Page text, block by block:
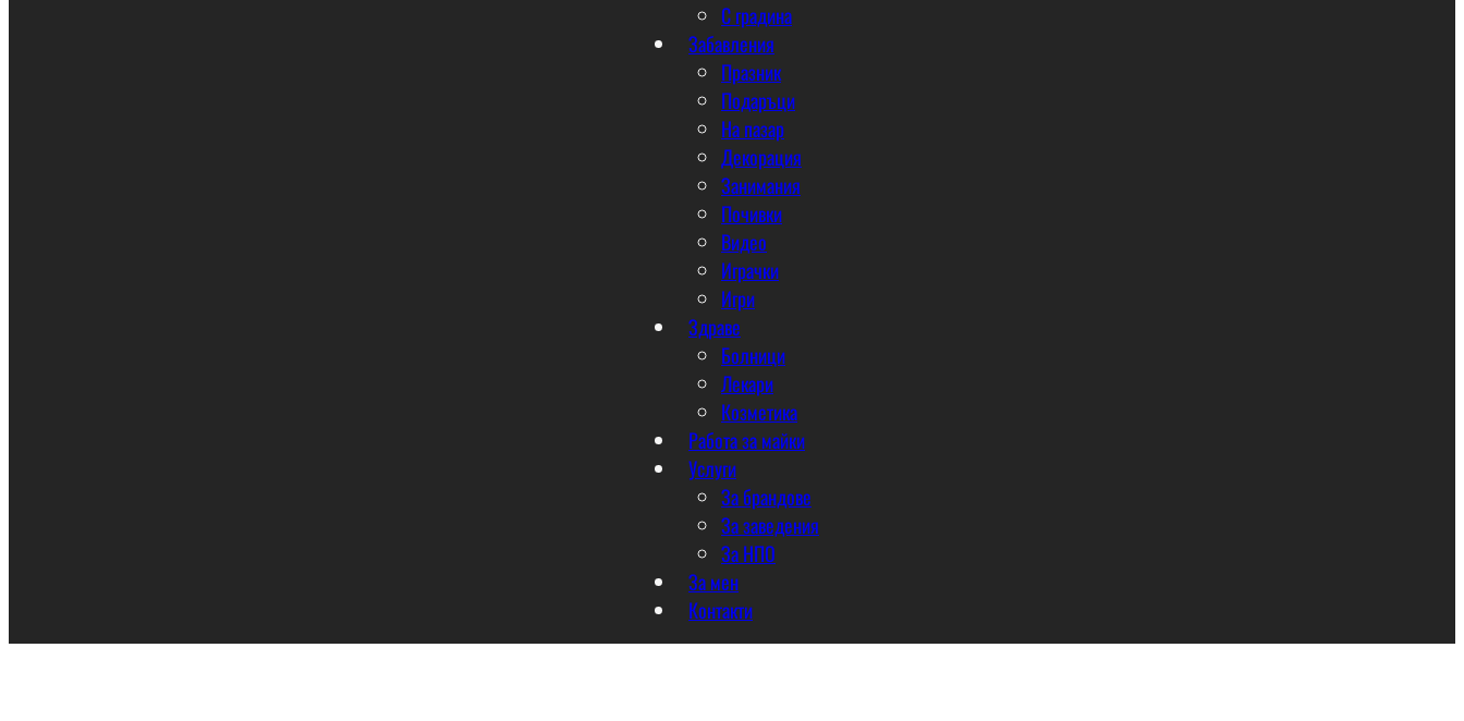
С градина
Забавления
Празник
Подаръци
На пазар
Декорация
Занимания
Почивки
Видео
Играчки
Игри
Здраве
Болници
Лекари
Козметика
Работа за майки
Услуги
За брандове
За заведения
За НПО
За мен
Контакти